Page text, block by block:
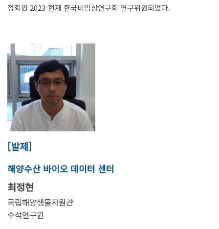
정회원 2023-현재 한국비임상연구회 연구위원되었다.
[발제]
해양수산 바이오 데이터 센터
최정현
국립해양생물자원관
수석연구원